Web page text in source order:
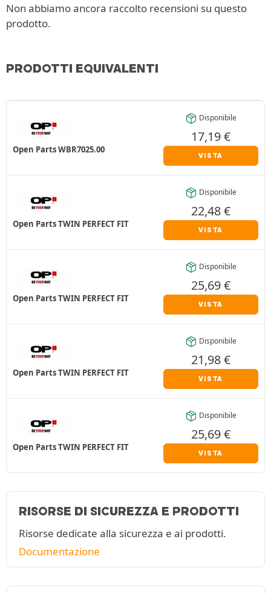
Non abbiamo ancora raccolto recensioni su questo
prodotto.
PRODOTTI EQUIVALENTI
Open Parts WBR7025.00
Disponibile
17,19€
VISTA
Open Parts TWIN PERFECT FIT
Disponibile
22,48€
VISTA
Open Parts TWIN PERFECT FIT
Disponibile
25,69€
VISTA
Open Parts TWIN PERFECT FIT
Disponibile
21,98€
VISTA
Open Parts TWIN PERFECT FIT
Disponibile
25,69€
VISTA
RISORSE DI SICUREZZA E PRODOTTI
Risorse dedicate alla sicurezza e ai prodotti.
Documentazione